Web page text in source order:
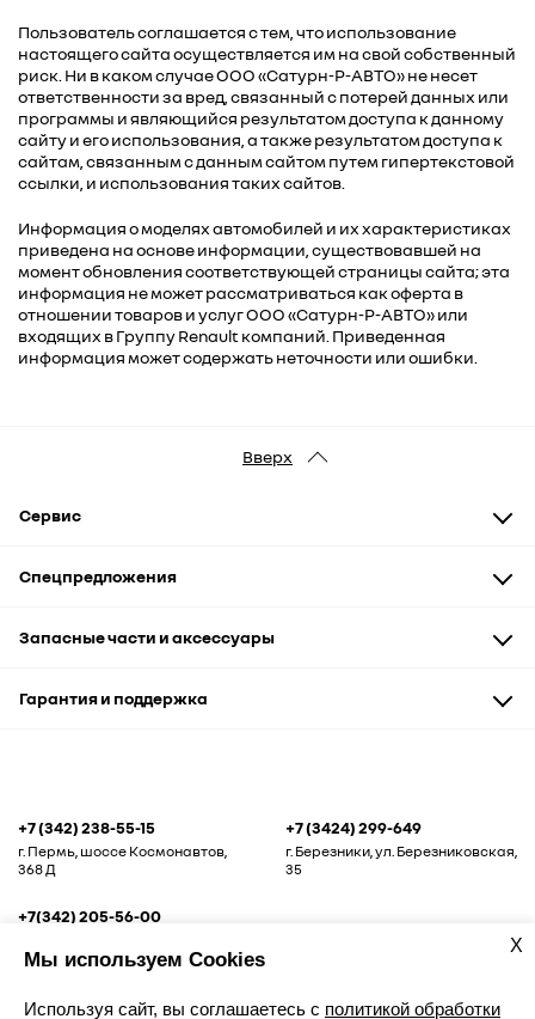
Пользователь соглашается с тем, что использование
настоящего сайта осуществляется им на свой собственный
риск. Ни в каком случае ООО «Сатурн-Р-АВТО» не несет
ответственности за вред, связанный с потерей данных или
программы и являющийся результатом доступа к данному
сайту и его использования, а также результатом доступа к
сайтам, связанным с данным сайтом путем гипертекстовой
ссылки, и использования таких сайтов.
Информация о моделях автомобилей и их характеристиках
приведена на основе информации, существовавшей на
момент обновления соответствующей страницы сайта; эта
информация не может рассматриваться как оферта в
отношении товаров и услуг ООО «Сатурн-Р-АВТО» или
входящих в Группу Renault компаний. Приведенная
информация может содержать неточности или ошибки.
Вверх
Сервис
Диагностика и ремонт
Бонусная карта "Дружим"
Спецпредложения
Запчасти и аксессуары
Рассрочка
Запасные части и аксессуары
Аксессуары и сувениры
Гарантия и поддержка
+7 (342) 238-55-15
г. Пермь, шоссе Космонавтов,
368 Д
+7 (3424) 299-649
г. Березники, ул. Березниковская,
35
+7(342) 205-56-00
X
Мы используем Cookies
Используя сайт, вы соглашаетесь с политикой обработки